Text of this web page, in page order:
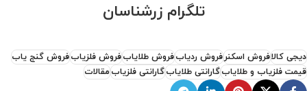
تلگرام زرشناسان
دیجی کالافروش اسکنرفروش ردیابفروش طلایابفروش فلزیابفروش گنج یاب
قیمت فلزیاب و طلایابگارانتی طلایابگارانتی فلزیابمقالات